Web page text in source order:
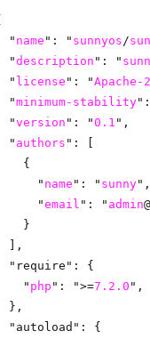
" name ": " sunnyos/
"description ": "
" license ": "Apache-
"minimum-stability":
"version ": "0.1 ",
" authors ": [
{
" name ": " sunny",
"email ": " admin@
}
],
"require" :
{
" php ": ">=7.2.0 ",
} ,
"autoload" :
{